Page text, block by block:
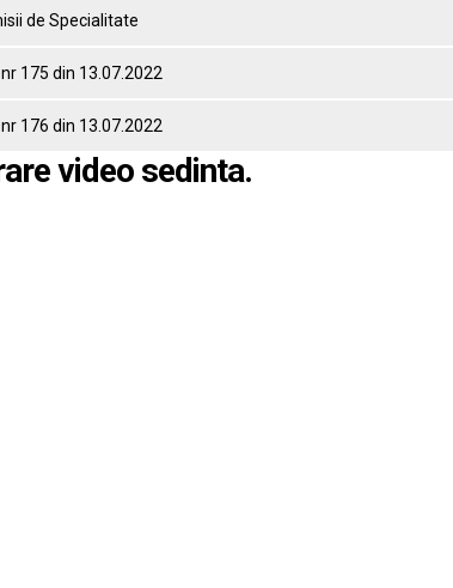
de Specialitate
175 din 13.07.2022
176 din 13.07.2022
video sedinta.